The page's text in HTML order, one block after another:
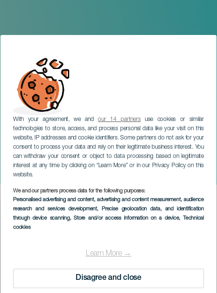
With your agreement, we andour 14 partnersuse cookies or similar
technologies to store, access, and process personal data like your visit on this
website, IP addresses and cookie identifiers. Some partners do not ask for your
consent to process your data and rely on their legitimate business interest. You
can withdraw your consent or object to data processing based on legitimate
interest at any time by clicking on “Learn More” or in our Privacy Policy on this
website.
We and our partners process data for the following purposes:
Personalised advertising and content, advertising and content measurement, audience
research and services development, Precise geolocation data, and identification
through device scanning, Store and/or access information on a device, Technical
cookies
Learn More →
Disagree and close
Domingo "El Colorado"
och Taburiente på konsert
TENERIFE
Imagen
Listado